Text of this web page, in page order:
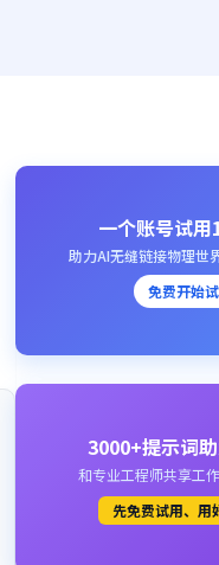
一个账号试用
助力AI无缝链接物理世
免费开始
3000+提示词
和专业工程师共享工
先免费试用、